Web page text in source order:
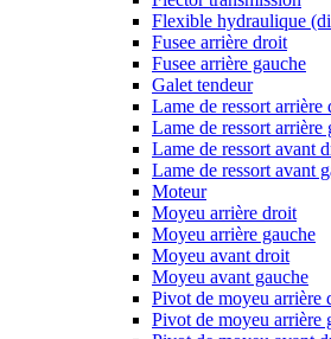
Flexible hydraulique
Fusee arrière droit
Fusee arrière gauche
Galet tendeur
Lame de ressort arrière
Lame de ressort arrière
Lame de ressort avant
Lame de ressort avant
Moteur
Moyeu arrière droit
Moyeu arrière gauche
Moyeu avant droit
Moyeu avant gauche
Pivot de moyeu arrière
Pivot de moyeu arrière